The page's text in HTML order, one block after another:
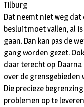
Tilburg.
Dat neemt niet weg
besluit moet vallen, al
gaan. Dan kan pas de
gang worden gezet.
daar terecht op.
over de grensgebieden
Die precieze
problemen op te